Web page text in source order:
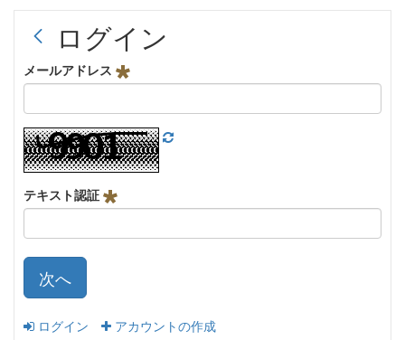
ログイン
メールアドレス
テキスト認証
次へ
ログイン アカウントの作成